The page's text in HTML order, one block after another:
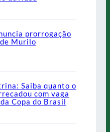
prorrogação
Murilo
Saiba quanto o
com vaga
Copa do Brasil